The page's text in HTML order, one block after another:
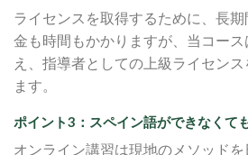
ライセンスを取得するために、長
金も時間もかかりますが、当コー
え、指導者としての上級ライセン
ます。
ポイント3：スペイン語ができなくて
オンライン講習は現地のメソッド